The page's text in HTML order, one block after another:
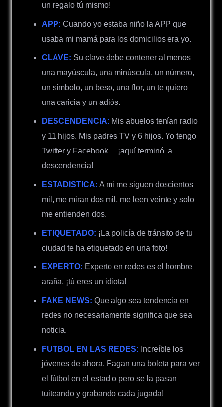
un regalo tú mismo!
APP: Cuando yo estaba niño la APP que
usaba mi mamá para los domicilios era yo.
CLAVE: Su clave debe contener al menos
una mayúscula, una minúscula, un número,
un símbolo, un beso, una flor, un te quiero
una caricia y un adiós.
DESCENDENCIA: Mis abuelos tenían radio
y 11 hijos. Mis padres TV y 6 hijos. Yo tengo
Twitter y Facebook… ¡aquí terminó la
descendencia!
ESTADISTICA: A mi me siguen doscientos
mil, me miran dos mil, me leen veinte y solo
me entienden dos.
ETIQUETADO: ¡La policía de tránsito de tu
ciudad te ha etiquetado en una foto!
EXPERTO: Experto en redes es el hombre
araña, ¡tú eres un idiota!
FAKE NEWS: Que algo sea tendencia en
redes no necesariamente significa que sea
noticia.
FUTBOL EN LAS REDES: Increíble los
jóvenes de ahora. Pagan una boleta para ver
el fútbol en el estadio pero se la pasan
tuiteando y grabando cada jugada!